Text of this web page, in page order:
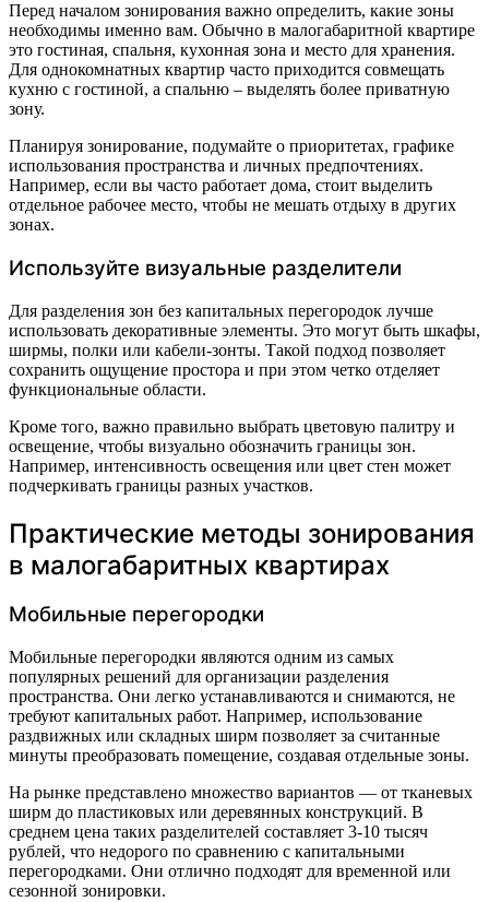
Перед началом зонирования важно определить, какие зоны
необходимы именно вам. Обычно в малогабаритной квартире
это гостиная, спальня, кухонная зона и место для хранения.
Для однокомнатных квартир часто приходится совмещать
кухню с гостиной, а спальню – выделять более приватную
зону.
Планируя зонирование, подумайте о приоритетах, графике
использования пространства и личных предпочтениях.
Например, если вы часто работает дома, стоит выделить
отдельное рабочее место, чтобы не мешать отдыху в других
зонах.
Используйте визуальные разделители
Для разделения зон без капитальных перегородок лучше
использовать декоративные элементы. Это могут быть шкафы,
ширмы, полки или кабели-зонты. Такой подход позволяет
сохранить ощущение простора и при этом четко отделяет
функциональные области.
Кроме того, важно правильно выбрать цветовую палитру и
освещение, чтобы визуально обозначить границы зон.
Например, интенсивность освещения или цвет стен может
подчеркивать границы разных участков.
Практические методы зонирования
в малогабаритных квартирах
Мобильные перегородки
Мобильные перегородки являются одним из самых
популярных решений для организации разделения
пространства. Они легко устанавливаются и снимаются, не
требуют капитальных работ. Например, использование
раздвижных или складных ширм позволяет за считанные
минуты преобразовать помещение, создавая отдельные зоны.
На рынке представлено множество вариантов — от тканевых
ширм до пластиковых или деревянных конструкций. В
среднем цена таких разделителей составляет 3-10 тысяч
рублей, что недорого по сравнению с капитальными
перегородками. Они отлично подходят для временной или
сезонной зонировки.